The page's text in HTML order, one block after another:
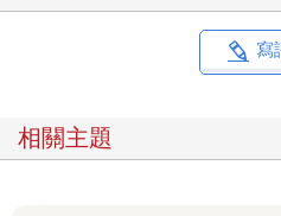
寫
相關主題